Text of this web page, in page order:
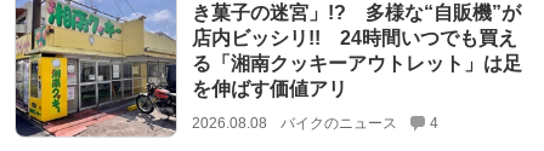
き菓子の迷宮」!? 多様な“自販機”が
店内ビッシリ!! 24時間いつでも買え
る「湘南クッキーアウトレット」は足
を伸ばす価値アリ
2026.08.08 バイクのニュース 4